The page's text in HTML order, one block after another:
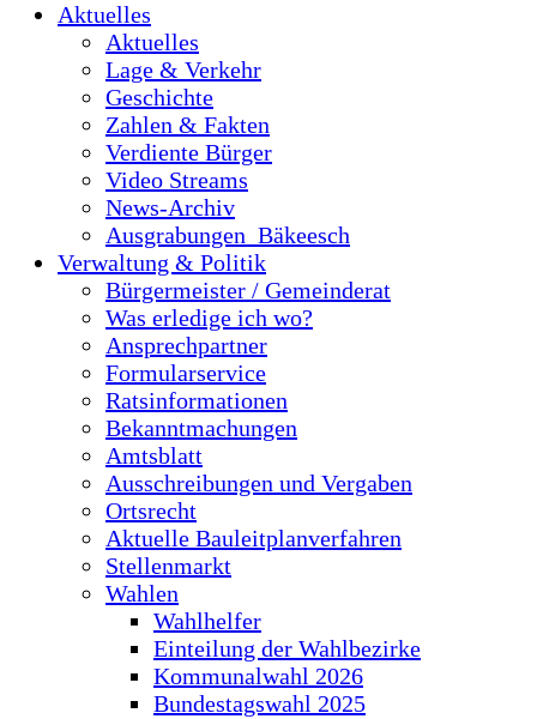
Aktuelles
Aktuelles
Lage & Verkehr
Geschichte
Zahlen & Fakten
Verdiente Bürger
Video Streams
News-Archiv
Ausgrabungen_Bäkeesch
Verwaltung & Politik
Bürgermeister / Gemeinderat
Was erledige ich wo?
Ansprechpartner
Formularservice
Ratsinformationen
Bekanntmachungen
Amtsblatt
Ausschreibungen und Vergaben
Ortsrecht
Aktuelle Bauleitplanverfahren
Stellenmarkt
Wahlen
Wahlhelfer
Einteilung der Wahlbezirke
Kommunalwahl 2026
Bundestagswahl 2025